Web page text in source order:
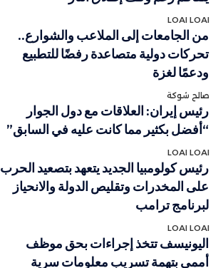
LOAI LOAI
من الجامعات إلى الملاعب والشوارع..
تحركات دولية متصاعدة رفضًا للتطبيع
ودعمًا لغزة
صالح شوكة
رئيس إيران: العلاقات مع دول الجوار
“أفضل بكثير مما كانت عليه في السابق”
LOAI LOAI
رئيس كولومبيا الجديد يتعهد بتصعيد الحرب
على المخدرات وتقليص الدولة والانحياز
لبرنامج ترامب
LOAI LOAI
اليونيسف تتخذ إجراءات بحق موظف
أممي بتهمة تسريب معلومات سرية